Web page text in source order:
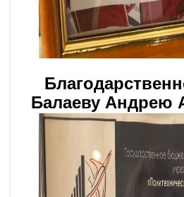
Балаеву Андрею